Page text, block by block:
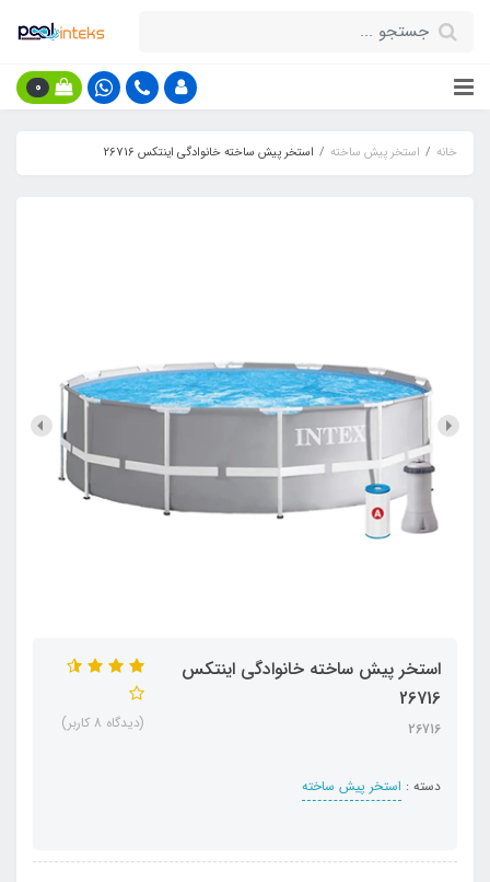
0
خانه استخر پیش ساخته استخر پیش ساخته خانوادگی اینتکس 26716
استخر پیش ساخته خانوادگی اینتکس
26716
26716
دسته : استخر پیش ساخته
(دیدگاه 8 کاربر)